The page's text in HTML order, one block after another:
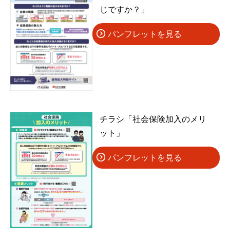
じですか？」
パンフレットを見る
チラシ「社会保険加入のメリ
ット」
パンフレットを見る